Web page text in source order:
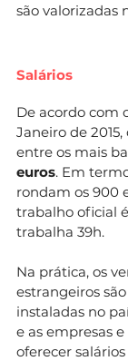
são valorizadas
Salários
De acordo com
Janeiro de
entre os mais
euros. Em
rondam os 900
trabalho oficial
trabalha 39h.
Na prática, os
estrangeiros
instaladas no
e as empresas
oferecer